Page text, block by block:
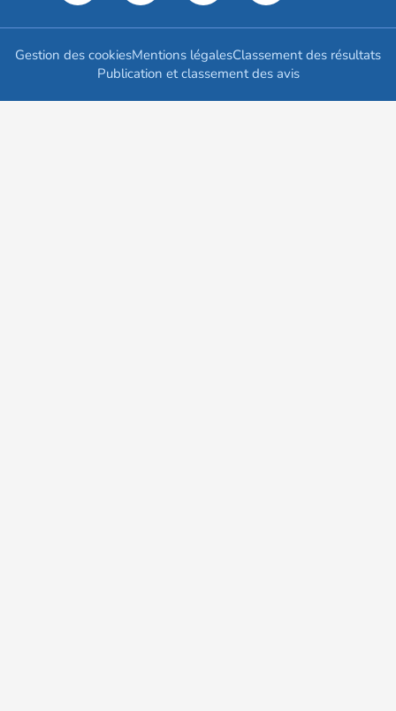
Gestion des cookiesMentions légalesClassement des résultats
Publication et classement des avis